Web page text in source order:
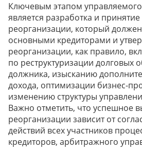
Ключевым этапом управляемого
является разработка и
реорганизации, который
основными кредиторами и
реорганизации, как правило,
по реструктуризации долговых
должника, изысканию
дохода, оптимизации бизнес-
изменению структуры
Важно отметить, что успешное
реорганизации зависит от
действий всех участников
кредиторов, арбитражного